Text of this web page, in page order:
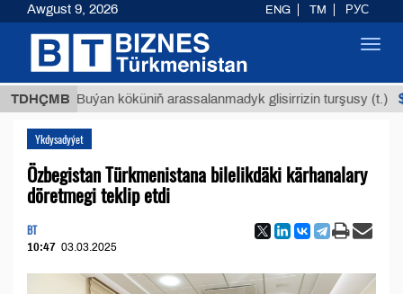
TDHÇMB
Buýan köküniň arassalanmadyk glisirrizin turşusy (t.)
Ykdysadyýet
Özbegistan Türkmenistana bilelikdäki kärhanalary
döretmegi teklip etdi
BT
10:47 03.03.2025
Awgust 9, 2026 ENG TM РУС